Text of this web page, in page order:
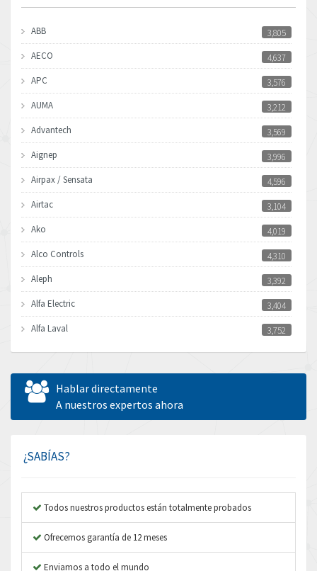
ABB
3,805
AECO
4,637
APC
3,576
AUMA
3,212
Advantech
3,569
Aignep
3,996
Airpax / Sensata
4,596
Airtac
3,104
Ako
4,019
Alco Controls
4,310
Aleph
3,392
Alfa Electric
3,404
Alfa Laval
3,752
Allen Bradley
3,022
Allen West
Amperite
Amplicon Liveline
Apex Dynamics
Asco Numatics
Atos
3,437
Hablar directamente
A nuestros expertos ahora
¿SABÍAS?
Todos nuestros productos están totalmente probados
Ofrecemos garantía de 12 meses
Enviamos a todo el mundo